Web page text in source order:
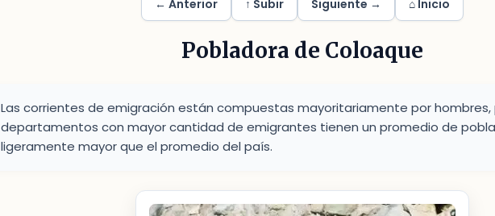
← Anterior ↑ Subir Siguiente → ⌂ Inicio
Pobladora de Coloaque
Las corrientes de emigración están compuestas mayoritariamente por hombres,
departamentos con mayor cantidad de emigrantes tienen un promedio de
ligeramente mayor que el promedio del país.